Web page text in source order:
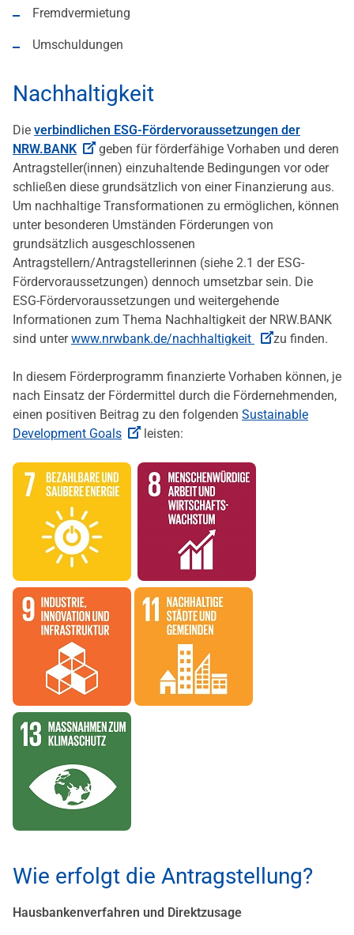
Fremdvermietung
Umschuldungen
Nachhaltigkeit
Die verbindlichen ESG-Fördervoraussetzungen der
NRW.BANK
geben für förderfähige Vorhaben und deren
Antragsteller(innen) einzuhaltende Bedingungen vor oder
schließen diese grundsätzlich von einer Finanzierung aus.
Um nachhaltige Transformationen zu ermöglichen, können
unter besonderen Umständen Förderungen von
grundsätzlich ausgeschlossenen
Antragstellern/Antragstellerinnen (siehe 2.1 der ESG-
Fördervoraussetzungen) dennoch umsetzbar sein. Die
ESG-Fördervoraussetzungen und weitergehende
Informationen zum Thema Nachhaltigkeit der NRW.BANK
sind unterwww.nrwbank.de/nachhaltigkeit zu finden.
In diesem Förderprogramm finanzierte Vorhaben können, je
nach Einsatz der Fördermittel durch die Fördernehmenden,
einen positiven Beitrag zu den folgenden Sustainable
Development Goals
leisten:
Wie erfolgt die Antragstellung?
Hausbankenverfahren und Direktzusage